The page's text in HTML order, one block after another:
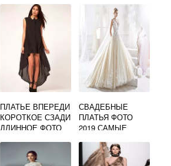
ПЛАТЬЕ ВПЕРЕДИ
КОРОТКОЕ СЗАДИ
ДЛИННОЕ ФОТО
СВАДЕБНЫЕ
ПЛАТЬЯ ФОТО
2019 САМЫЕ